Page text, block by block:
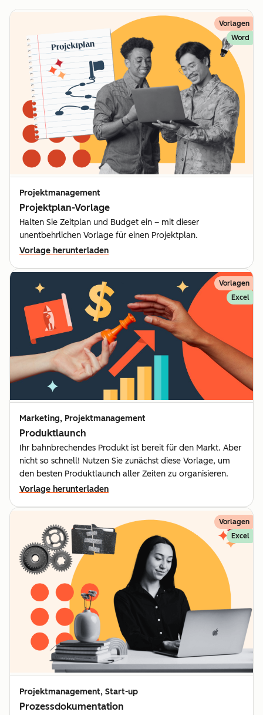
Vorlagen
Word
Projektmanagement
Projektplan-Vorlage
Halten Sie Zeitplan und Budget ein – mit dieser
unentbehrlichen Vorlage für einen Projektplan.
Vorlage herunterladen
Vorlagen
Excel
Marketing, Projektmanagement
Produktlaunch
Ihr bahnbrechendes Produkt ist bereit für den Markt. Aber
nicht so schnell! Nutzen Sie zunächst diese Vorlage, um
den besten Produktlaunch aller Zeiten zu organisieren.
Vorlage herunterladen
Vorlagen
Excel
Projektmanagement, Start-up
Prozessdokumentation